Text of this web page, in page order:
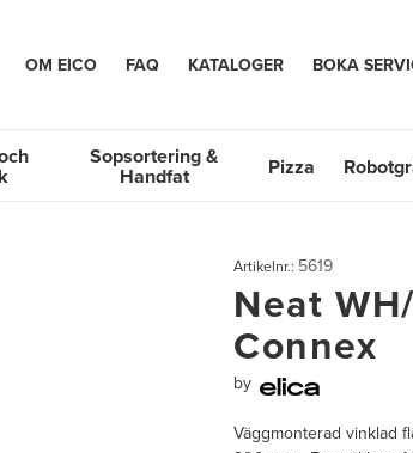
OM EICO FAQ KATALOGER BOKA
Sopsortering &
Handfat Pizza
Artikelnr.: 5619
Neat
Connex
by
Väggmonterad vinklad